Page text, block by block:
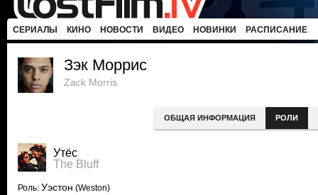
СЕРИАЛЫ КИНО НОВОСТИ ВИДЕО НОВИНКИ РАСПИСАНИЕ
Зэк Моррис
Zack Morris
ОБЩАЯ ИНФОРМАЦИЯ РОЛИ
Утёс
The Bluff
Роль: Уэстон (Weston)